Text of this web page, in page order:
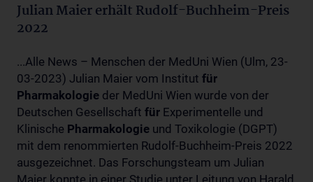
Julian Maier erhält Rudolf-Buchheim-Preis
2022
...Alle News – Menschen der MedUni Wien (Ulm, 23-
03-2023) Julian Maier vom Institut für
Pharmakologie der MedUni Wien wurde von der
Deutschen Gesellschaft für Experimentelle und
Klinische Pharmakologie und Toxikologie (DGPT)
mit dem renommierten Rudolf-Buchheim-Preis 2022
ausgezeichnet. Das Forschungsteam um Julian
Maier konnte in einer Studie unter Leitung von Harald